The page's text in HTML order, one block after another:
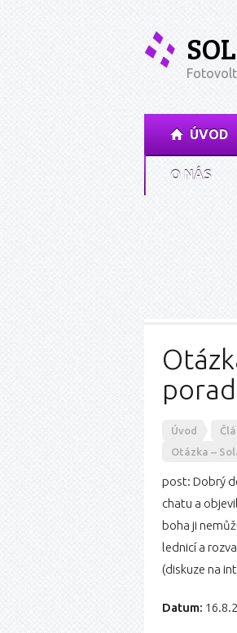
ÚVOD
O NÁS
Úvod
Otázka –
post: Dobrý
chatu a
boha ji
lednicí a
(diskuze na
Datum: